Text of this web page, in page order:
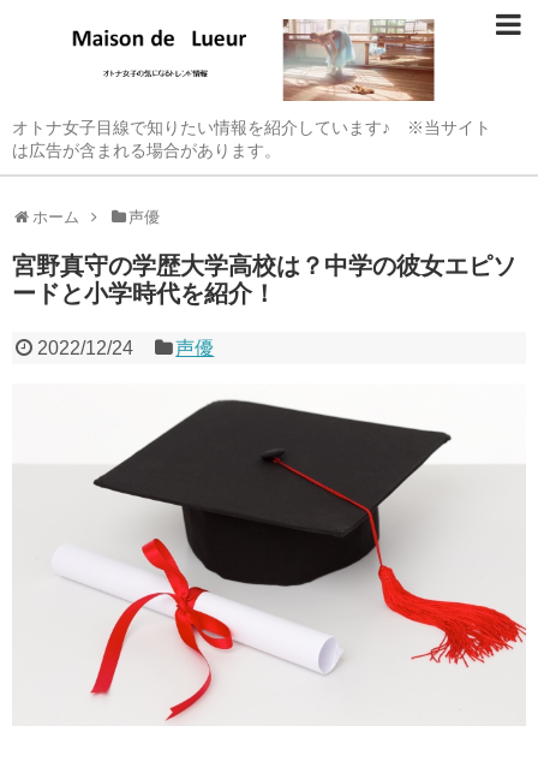
オトナ女子目線で知りたい情報を紹介しています♪ ※当サイト
は広告が含まれる場合があります。
ホーム 声優
宮野真守の学歴大学高校は？中学の彼女エピソ
ードと小学時代を紹介！
2022/12/24 声優